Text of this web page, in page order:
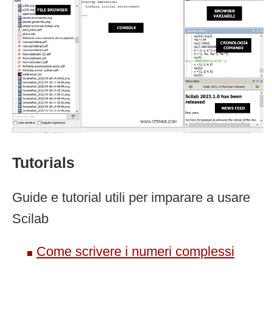
Tutorials
Guide e tutorial utili per imparare a usare
Scilab
Come scrivere i numeri complessi